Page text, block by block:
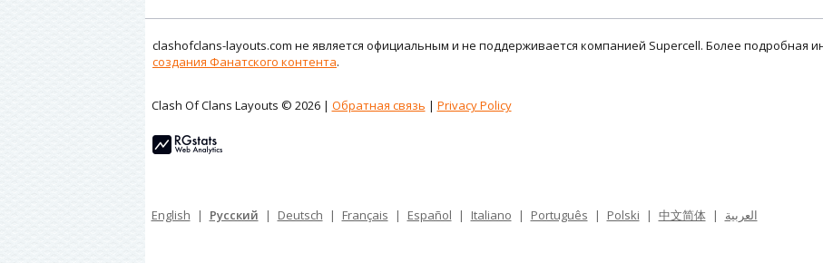
clashofclans-layouts.com не является официальным и не поддерживается компанией Supercell. Более подробная
создания Фанатского контента.
Clash Of Clans Layouts © 2026 | Обратная связь | Privacy Policy
English | Русский | Deutsch | Français | Español | Italiano | Português | Polski | 中文简体 | العربية